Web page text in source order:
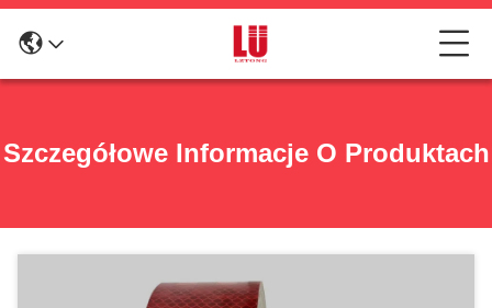
Szczegółowe Informacje O Produktach